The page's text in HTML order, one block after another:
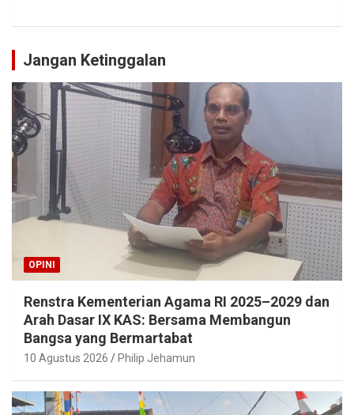
Jangan Ketinggalan
OPINI
Renstra Kementerian Agama RI 2025–2029 dan
Arah Dasar IX KAS: Bersama Membangun
Bangsa yang Bermartabat
10 Agustus 2026 Philip Jehamun